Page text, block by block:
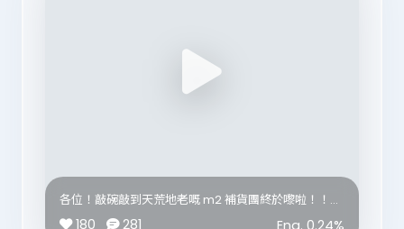
佢擁有5項專利配方，屬營養補充品而非西藥，想管理
體態嘅朋友可以了解下，依家仲有限時優惠👇🏻
✅ 買4盒送多半盒
想知詳細食法＋優惠資料，留言「絕脂」，我DM你💌
各位！敲碗敲到天荒地老嘅 m2 補貨團終於嚟啦！！！
180 281 Eng. 0.24%